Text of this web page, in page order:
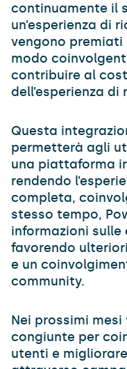
continuamente il
un’esperienza di
vengono premiati
modo
contribuire al
dell’esperienza di
Questa
permetterà agli
una piattaforma
rendendo
completa,
stesso tempo,
informazioni sulle
favorendo
e un
community.
Nei prossimi
congiunte per
utenti e